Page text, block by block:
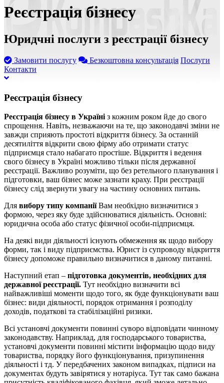
Реєстрація бізнесу
Юридчні послуги з реєстрації бізнесу
Замовити послугу Безкоштовна консультація Послуги
Контакти
Реєстрація бізнесу
Реєстрація бізнесу в Україні з кожним роком йде до свого
спрощення. Навіть, незважаючи на те, що законодавчі зміни не
завжди сприяють простоті відкриття бізнесу. За останній
десятиліття відкрити свою фірму або отримати статус
підприємця стало набагато простіше. Відкриття і ведення
свого бізнесу в Україні можливо тільки після державної
реєстрації. Важливо розуміти, що без ретельного планування і
підготовки, ваш бізнес може зазнати краху. При реєстрації
бізнесу слід звернути увагу на частину основних питань.
Для вибору типу компаніїВам необхідно визначитися з
формою, через яку буде здійснюватися діяльність. Основні:
юридична особа або статус фізичної особи-підприємця.
На деякі види діяльності існують обмеження як щодо вибору
форми, так і виду підприємства. Юрист із супроводу відкриття
бізнесу допоможе правильно визначитися в даному питанні.
Наступний етап – підготовка документів, необхідних для
державної реєстрації. Тут необхідно визначити всі
найважливіші моменти щодо того, як буде функціонувати ваш
бізнес: види діяльності, порядок отримання і розподілу
доходів, податкові та стабілізаційні ризики.
Всі установчі документи повинні суворо відповідати чинному
законодавству. Наприклад, для господарського товариства,
установчі документи повинні містити інформацію щодо виду
товариства, порядку його функціонування, призупинення
діяльності і тд. У передбачених законом випадках, підписи на
документах будуть завірятися у нотаріуса. Тут так само бажана